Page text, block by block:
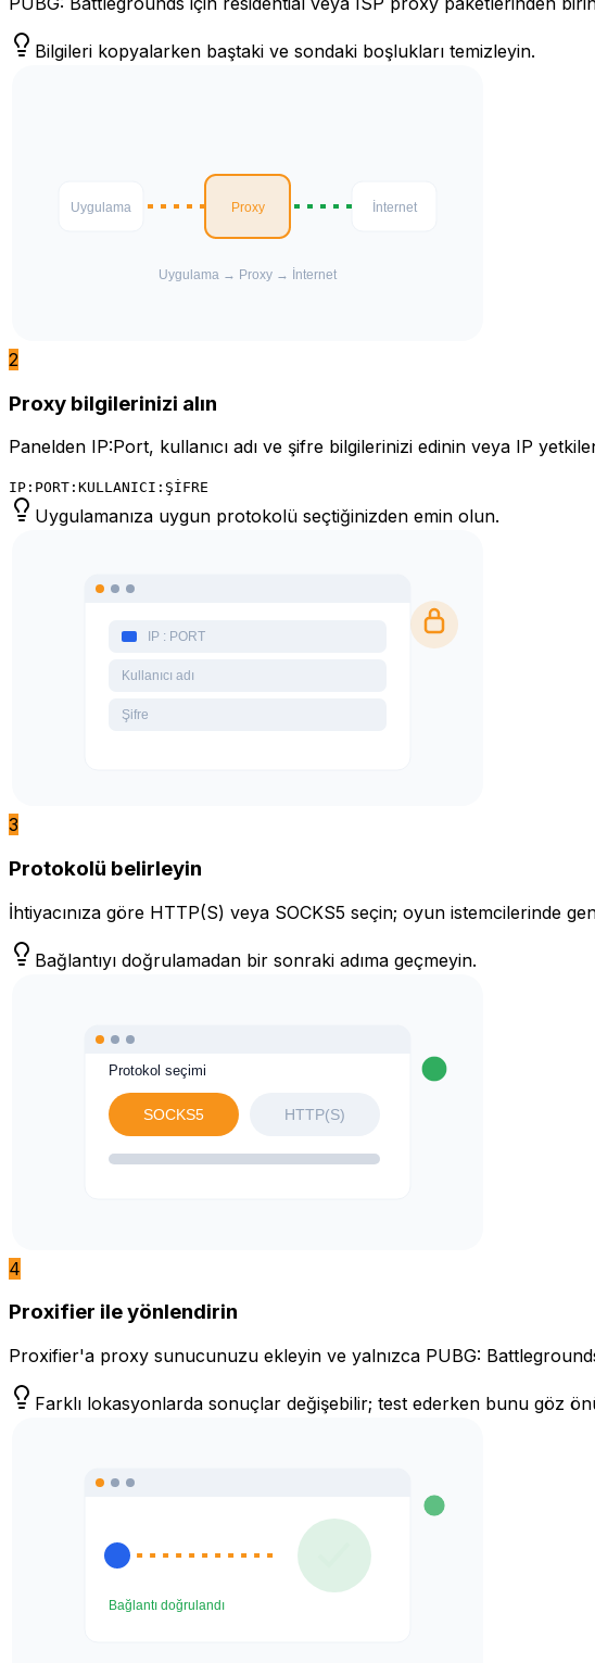
Bilgileri kopyalarken baştaki ve sondaki boşlukları temizleyin.
2
Proxy bilgilerinizi alın
Panelden IP:Port, kullanıcı adı ve şifre bilgilerinizi edinin veya IP
IP:PORT:KULLANICI:ŞİFRE
Uygulamanıza uygun protokolü seçtiğinizden emin olun.
3
Protokolü belirleyin
İhtiyacınıza göre HTTP(S) veya SOCKS5 seçin; oyun istemcilerinde
Bağlantıyı doğrulamadan bir sonraki adıma geçmeyin.
4
Proxifier ile yönlendirin
Proxifier'a proxy sunucunuzu ekleyin ve yalnızca PUBG:
Farklı lokasyonlarda sonuçlar değişebilir; test ederken bunu göz